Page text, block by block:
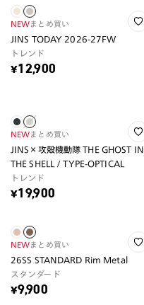
NEWまとめ買い
JINS TODAY 2026-27FW
トレンド
¥12,900
NEWまとめ買い
JINS×攻殻機動隊 THE GHOST IN
THE SHELL / TYPE-OPTICAL
トレンド
¥19,900
NEWまとめ買い
26SS STANDARD Rim Metal
スタンダード
¥9,900